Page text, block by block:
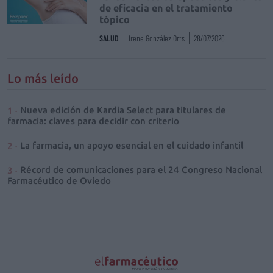
de eficacia en el tratamiento
tópico
SALUD Irene González Orts 28/07/2026
Lo más leído
Nueva edición de Kardia Select para titulares de
farmacia: claves para decidir con criterio
La farmacia, un apoyo esencial en el cuidado infantil
Récord de comunicaciones para el 24 Congreso Nacional
Farmacéutico de Oviedo